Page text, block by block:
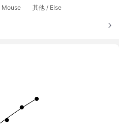
Mouse 其他 / Else